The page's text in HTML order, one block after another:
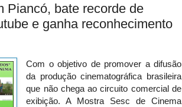
Piancó, bate recorde de
e ganha reconhecimento
Com o objetivo de promover a difusão
da produção cinematográfica brasileira
que não chega ao circuito comercial de
exibição. A Mostra Sesc de Cinema